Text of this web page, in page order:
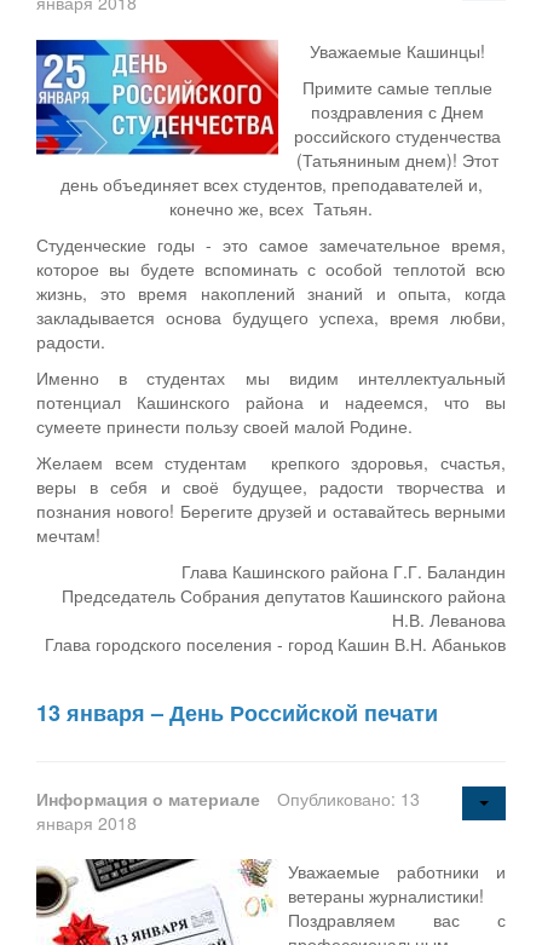
Уважаемые Кашинцы!
Примите самые теплые
поздравления с Днем
российского студенчества
(Татьяниным днем)! Этот
день объединяет всех студентов, преподавателей и,
конечно же, всех Татьян.
Студенческие годы - это самое замечательное время,
которое вы будете вспоминать с особой теплотой всю
жизнь, это время накоплений знаний и опыта, когда
закладывается основа будущего успеха, время любви,
радости.
Именно в студентах мы видим интеллектуальный
потенциал Кашинского района и надеемся, что вы
сумеете принести пользу своей малой Родине.
Желаем всем студентам крепкого здоровья, счастья,
веры в себя и своё будущее, радости творчества и
познания нового! Берегите друзей и оставайтесь верными
мечтам!
Глава Кашинского района Г.Г. Баландин
Председатель Собрания депутатов Кашинского района
Н.В. Леванова
Глава городского поселения - город Кашин В.Н. Абаньков
13 января – День Российской печати
Информация о материале
Опубликовано: 13
января 2018
Уважаемые работники и
ветераны журналистики!
Поздравляем вас с